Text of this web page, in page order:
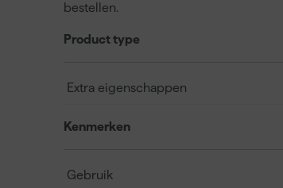
bestellen.
Product type
Extra eigenschappen
Kenmerken
Gebruik